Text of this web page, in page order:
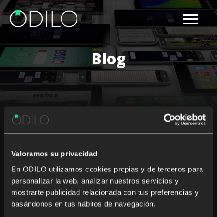
Valoramos su privacidad
En ODILO utilizamos cookies propias y de terceros para
personalizar la web, analizar nuestros servicios y
mostrarte publicidad relacionada con tus preferencias y
basándonos en tus hábitos de navegación.
Blog
Nothing Found
It seems we can’t find what you’re looking for. Perhaps
searching can help.